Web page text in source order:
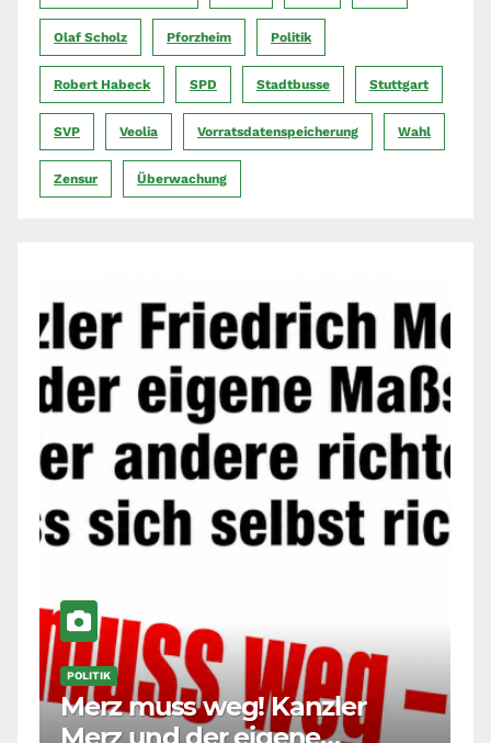
Olaf Scholz Pforzheim Politik
Robert Habeck SPD Stadtbusse Stuttgart
SVP Veolia Vorratsdatenspeicherung Wahl
Zensur Überwachung
POLITIK
Merz muss weg! Kanzler